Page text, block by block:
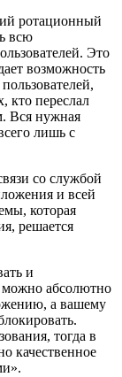
ротационный
всю
Это
возможность
кто переслал
Вся нужная
лишь с
со службой
и всей
которая
решается
и
можно абсолютно
а вашему
тогда в
качественное